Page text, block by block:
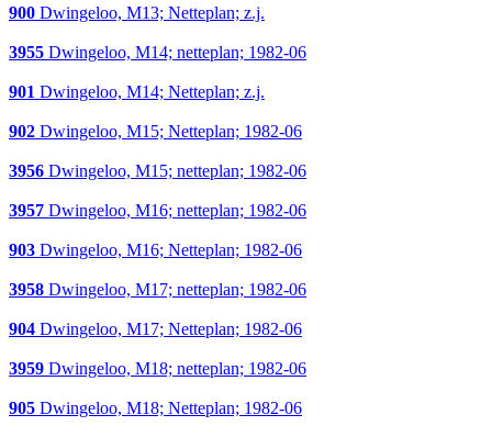
900 Dwingeloo, M13; Netteplan; z.j.
3955 Dwingeloo, M14; netteplan; 1982-06
901 Dwingeloo, M14; Netteplan; z.j.
902 Dwingeloo, M15; Netteplan; 1982-06
3956 Dwingeloo, M15; netteplan; 1982-06
3957 Dwingeloo, M16; netteplan; 1982-06
903 Dwingeloo, M16; Netteplan; 1982-06
3958 Dwingeloo, M17; netteplan; 1982-06
904 Dwingeloo, M17; Netteplan; 1982-06
3959 Dwingeloo, M18; netteplan; 1982-06
905 Dwingeloo, M18; Netteplan; 1982-06